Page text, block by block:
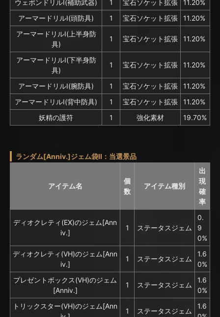
ウェポンドリルⅠ(補助武器)
1 宝石ソケット拡張
11.20%
アーマードリルⅠ(頭防具)
1 宝石ソケット拡張
11.20%
アーマードリルⅠ(上半身防
具)
1 宝石ソケット拡張 11.20%
アーマードリルⅠ(下半身防
具)
1 宝石ソケット拡張 11.20%
アーマードリルⅠ(腕防具) 1 宝石ソケット拡張
11.20%
アーマードリルⅠ(背中防具)
1 宝石ソケット拡張
11.20%
妖精の護符
1 強化素材 19.70%
ランダム[Anniv.]ジェム袋II：当選景品
アイテム名
個
数
アイテム種別
出
現
確
率
ディオクレティ(EX)のジェム[Ann
iv.]
1 ステータスジェム
0.
9
0%
ディオクレティ(VH)のジェム[Ann
iv.]
1 ステータスジェム
1.6
0%
プレゼントボックス(VH)のジェム
[Anniv.]
1 ステータスジェム
1.6
0%
トリックスター(VH)のジェム[Ann
1 ステータスジェム
1.6